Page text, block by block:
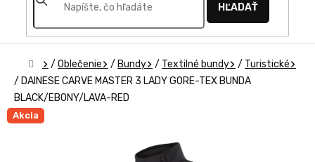
HĽADAŤ
Domov
/ Oblečenie / Bundy / Textilné bundy / Turistické
/ DAINESE CARVE MASTER 3 LADY GORE-TEX BUNDA
BLACK/EBONY/LAVA-RED
Akcia